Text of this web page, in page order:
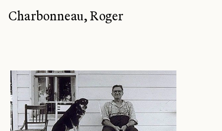
Charbonneau, Roger